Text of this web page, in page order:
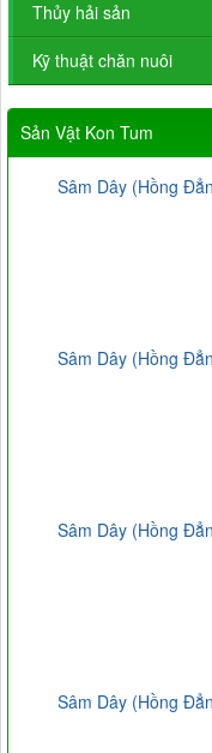
Thủy hải sản
Kỹ thuật chăn nuôi
Sản Vật Kon Tum
Sâm Dây (Hồng
Sâm Dây (Hồng
Sâm Dây (Hồng
Sâm Dây (Hồng